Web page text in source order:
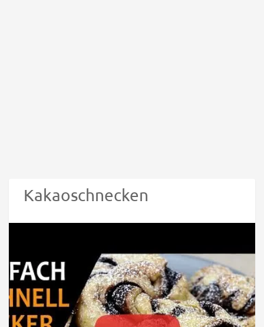
Kakaoschnecken